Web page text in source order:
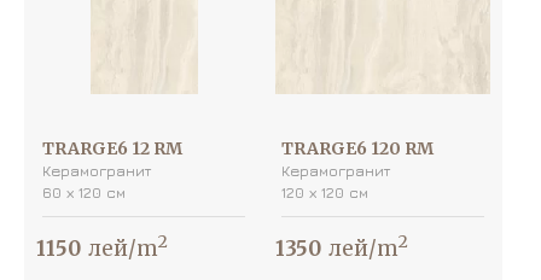
TRARGE6 12 RM
Керамогранит
60 х 120 см
1150 лей/m2
TRARGE6 120 RM
Керамогранит
120 х 120 см
1350 лей/m2